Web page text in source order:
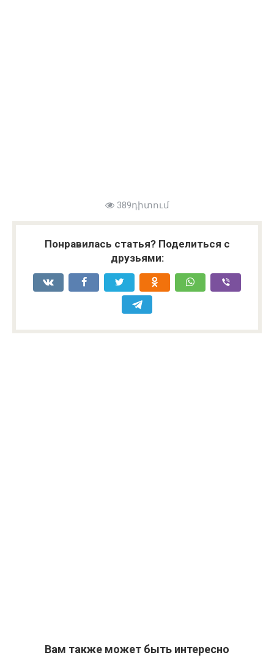
389դիտում
Понравилась статья? Поделиться с
друзьями:
Вам также может быть интересно